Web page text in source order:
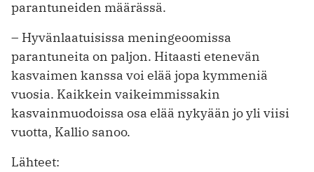
parantuneiden määrässä.
– Hyvänlaatuisissa meningeoomissa
parantuneita on paljon. Hitaasti etenevän
kasvaimen kanssa voi elää jopa kymmeniä
vuosia. Kaikkein vaikeimmissakin
kasvainmuodoissa osa elää nykyään jo yli viisi
vuotta, Kallio sanoo.
Lähteet: